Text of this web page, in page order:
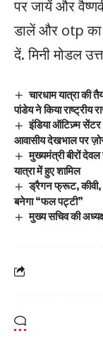
पर जायें और
डालें और otp का
दें. मिनी मोडल
चारधाम यात्रा की
पांडेय ने किया राष्ट्रीय
इंडिया ऑटिज़्म
आवासीय देखभाल पर
मुख्यमंत्री बीरों
यात्रा में हुए शामिल
ड्रैगन फ्रूट, कीवी,
बनेगा “फल पट्टी”
मुख्य सचिव की